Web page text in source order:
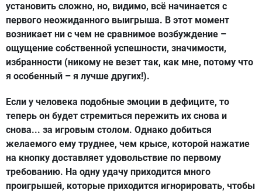
установить сложно, но, видимо, всё начинается с
первого неожиданного выигрыша. В этот момент
возникает ни с чем не сравнимое возбуждение –
ощущение собственной успешности, значимости,
избранности (никому не везет так, как мне, потому что
я особенный – я лучше других!).
Если у человека подобные эмоции в дефиците, то
теперь он будет стремиться пережить их снова и
снова... за игровым столом. Однако добиться
желаемого ему труднее, чем крысе, которой нажатие
на кнопку доставляет удовольствие по первому
требованию. На одну удачу приходится много
проигрышей, которые приходится игнорировать, чтобы